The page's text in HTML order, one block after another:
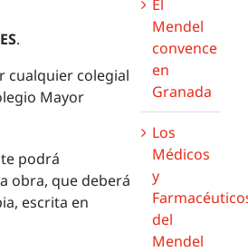
.
cualquier colegial
Mayor
podrá
obra, que deberá
escrita en
El
Mendel
convence
en
Granada
Los
Médicos
y
del
Mendel